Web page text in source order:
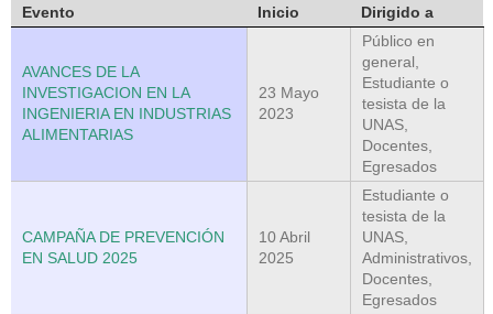
Evento Inicio Dirigido a
AVANCES DE LA
INVESTIGACION EN LA
INGENIERIA EN INDUSTRIAS
ALIMENTARIAS
23 Mayo
2023
Público en
general,
Estudiante o
tesista de la
UNAS,
Docentes,
Egresados
CAMPAÑA DE PREVENCIÓN
EN SALUD 2025
10 Abril
2025
Estudiante o
tesista de la
UNAS,
Administrativos,
Docentes,
Egresados